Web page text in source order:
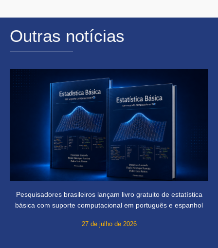
Outras notícias
Pesquisadores brasileiros lançam livro gratuito de estatística
básica com suporte computacional em português e espanhol
27 de julho de 2026